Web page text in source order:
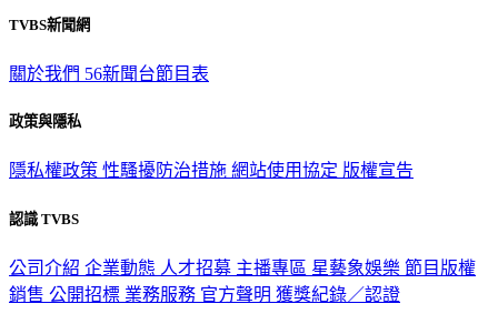
TVBS新聞網
關於我們 56新聞台節目表
政策與隱私
隱私權政策 性騷擾防治措施 網站使用協定 版權宣告
認識 TVBS
公司介紹 企業動態 人才招募 主播專區 星藝象娛樂 節目版權
銷售 公開招標 業務服務 官方聲明 獲獎紀錄／認證